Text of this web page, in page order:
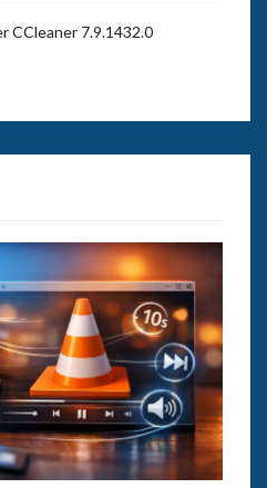
CCleaner 7.9.1432.0